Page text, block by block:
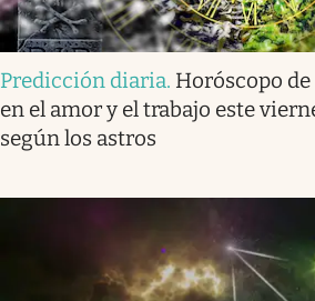
Predicción diaria. Horóscopo
en el amor y el trabajo este
según los astros